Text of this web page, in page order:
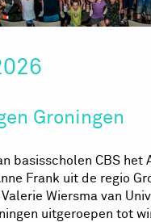
Groningen
basisscholen CBS het
Frank uit de regio
Wiersma van
uitgeroepen tot